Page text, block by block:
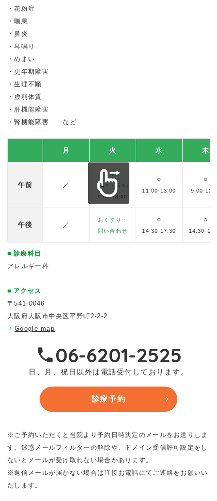
花粉症
喘息
鼻炎
耳鳴り
めまい
更年期障害
生理不順
虚弱体質
肝機能障害
腎機能障害 など
月 火 水 木
午前 ／
●
（第１・第３）
9:00-13:00
○
11:00-13:00
○
9:00-
午後 ／
おくすり・
問い合わせ
○
14:30-17:30
○
14:30-
診療科目
アレルギー科
アクセス
〒541-0046
大阪府大阪市中央区平野町2-2-2
Google map
06-6201-2525
日、月、祝日以外は電話受付しております。
診療予約
※ご予約いただくと当院より予約日時決定のメールをお送りしま
す。迷惑メールフィルターの解除や、ドメイン受信許可設定をし
ないとメールが受け取れない場合があります。
※返信メールが届かない場合は直接お電話にてご連絡をお願いい
たします。